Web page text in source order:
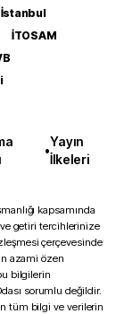
İTOSAM
•
Yayın
İlkeleri
kapsamında
getiri tercihlerinize
çerçevesinde
azami özen
bilgilerin
sorumlu değildir.
tüm bilgi ve verilerin